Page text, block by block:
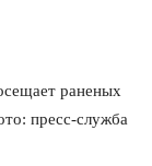
раненых
пресс-служба